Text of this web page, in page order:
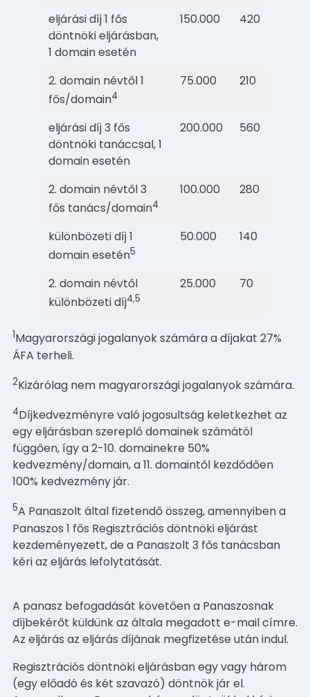
eljárási díj 1 fős
döntnöki eljárásban,
1 domain esetén
150.000 420
2. domain névtől 1
fős/domain4
75.000 210
eljárási díj 3 fős
döntnöki tanáccsal, 1
domain esetén
200.000 560
2. domain névtől 3
fős tanács/domain4
100.000 280
különbözeti díj 1
domain esetén5
50.000 140
2. domain névtől
különbözeti díj4,5
25.000 70
1Magyarországi jogalanyok számára a díjakat 27%
ÁFA terheli.
2Kizárólag nem magyarországi jogalanyok számára.
4Díjkedvezményre való jogosultság keletkezhet az
egy eljárásban szereplő domainek számától
függően, így a 2-10. domainekre 50%
kedvezmény/domain, a 11. domaintől kezdődően
100% kedvezmény jár.
5A Panaszolt által fizetendő összeg, amennyiben a
Panaszos 1 fős Regisztrációs döntnöki eljárást
kezdeményezett, de a Panaszolt 3 fős tanácsban
kéri az eljárás lefolytatását.
A panasz befogadását követően a Panaszosnak
díjbekérőt küldünk az általa megadott e-mail címre.
Az eljárás az eljárás díjának megfizetése után indul.
Regisztrációs döntnöki eljárásban egy vagy három
(egy előadó és két szavazó) döntnök jár el.